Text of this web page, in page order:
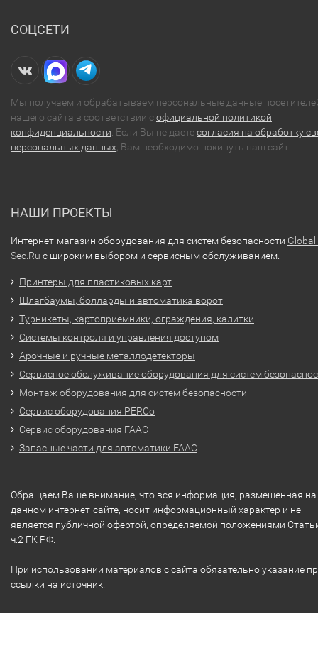
СОЦСЕТИ
Мы получаем и обрабатываем персональные данные
нашего сайта в соответствии софициальной политикой
конфиденциальности . Если Вы не даетесогласия на обработку
персональных данных , Вам необходимо покинуть наш сайт.
НАШИ ПРОЕКТЫ
Интернет-магазин оборудования для систем безопасности Global-
Sec.Ru с широким выбором и сервисным обслуживанием.
Принтеры для пластиковых карт
Шлагбаумы, болларды и автоматика ворот
Турникеты, картоприемники, ограждения, калитки
Системы контроля и управления доступом
Арочные и ручные металлодетекторы
Сервисное обслуживание оборудования для систем
Монтаж оборудования для систем безопасности
Сервис оборудования PERCo
Сервис оборудования FAAC
Запасные части для автоматики FAAC
Обращаем Ваше внимание, что вся информация, размещенная на
данном интернет-сайте, носит информационный характер и не
является публичной офертой, определяемой положениями
ч.2 ГК РФ.
При использовании материалов с сайта обязательно указание
ссылки на источник.